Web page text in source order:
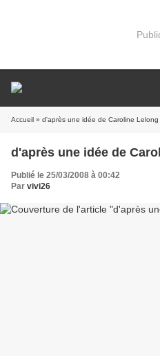
Accueil » d'après une idée de Caroline Lelong
d'après une idée de
Publié le 25/03/2008 à 00:42
Par vivi26